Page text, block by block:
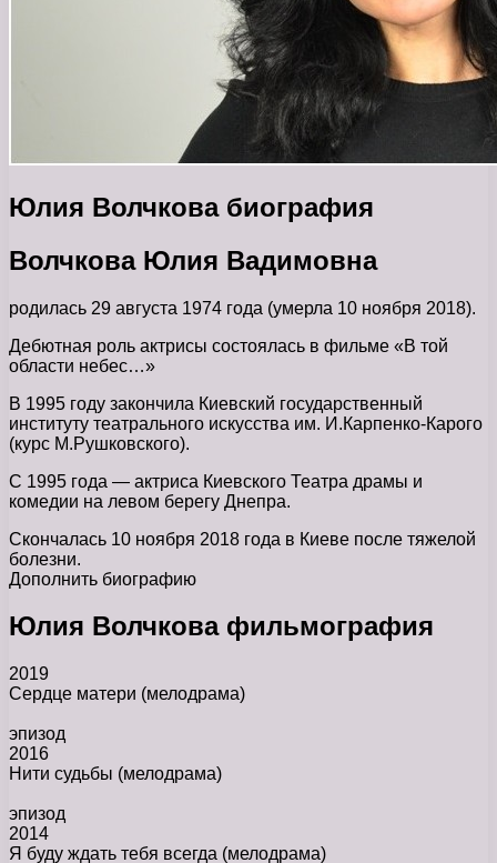
Юлия Волчкова биография
Волчкова Юлия Вадимовна
родилась 29 августа 1974 года (умерла 10 ноября 2018).
Дебютная роль актрисы состоялась в фильме «В той
области небес…»
В 1995 году закончила Киевский государственный
институту театрального искусства им. И.Карпенко-Карого
(курс М.Рушковского).
С 1995 года — актриса Киевского Театра драмы и
комедии на левом берегу Днепра.
Скончалась 10 ноября 2018 года в Киеве после тяжелой
болезни.
Дополнить биографию
Юлия Волчкова фильмография
2019
Сердце матери (мелодрама)
эпизод
2016
Нити судьбы (мелодрама)
эпизод
2014
Я буду ждать тебя всегда (мелодрама)